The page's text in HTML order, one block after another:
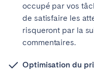
occupé par vos
de satisfaire les
risqueront par la
commentaires.
Optimisation du